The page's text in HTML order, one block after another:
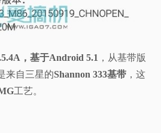
，基于Android 5.1 ，从基带版
来自三星的Shannon 333基带 ，这
工艺。